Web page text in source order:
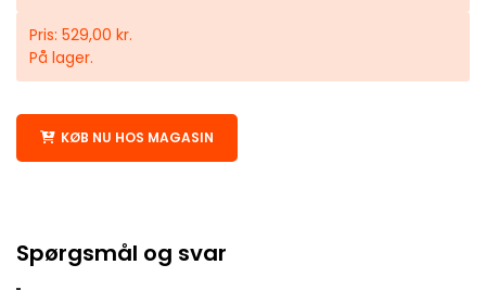
Pris: 529,00 kr.
På lager.
KØB NU HOS MAGASIN
Spørgsmål og svar